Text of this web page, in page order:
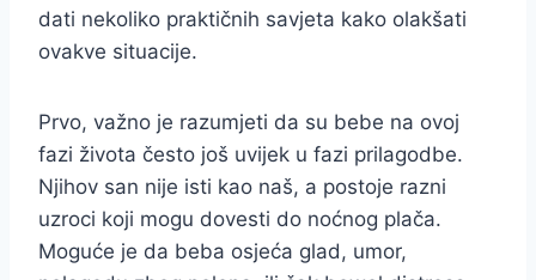
dati nekoliko praktičnih savjeta kako olakšati
ovakve situacije.
Prvo, važno je razumjeti da su bebe na ovoj
fazi života često još uvijek u fazi prilagodbe.
Njihov san nije isti kao naš, a postoje razni
uzroci koji mogu dovesti do noćnog plača.
Moguće je da beba osjeća glad, umor,